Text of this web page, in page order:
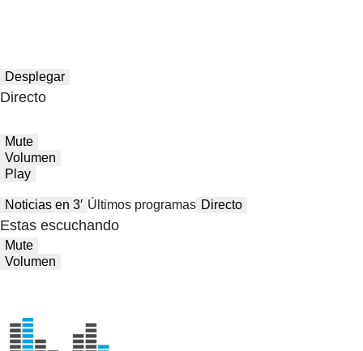
Desplegar
Directo
Mute
Volumen
Play
Noticias en 3′ Últimos programas Directo
Estas escuchando
Mute
Volumen